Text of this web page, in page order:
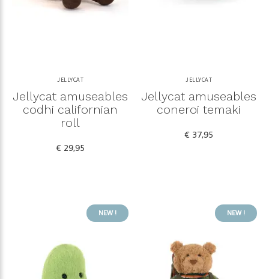
JELLYCAT
Jellycat amuseables
codhi californian
roll
€ 29,95
JELLYCAT
Jellycat amuseables
coneroi temaki
€ 37,95
NEW ! NEW !